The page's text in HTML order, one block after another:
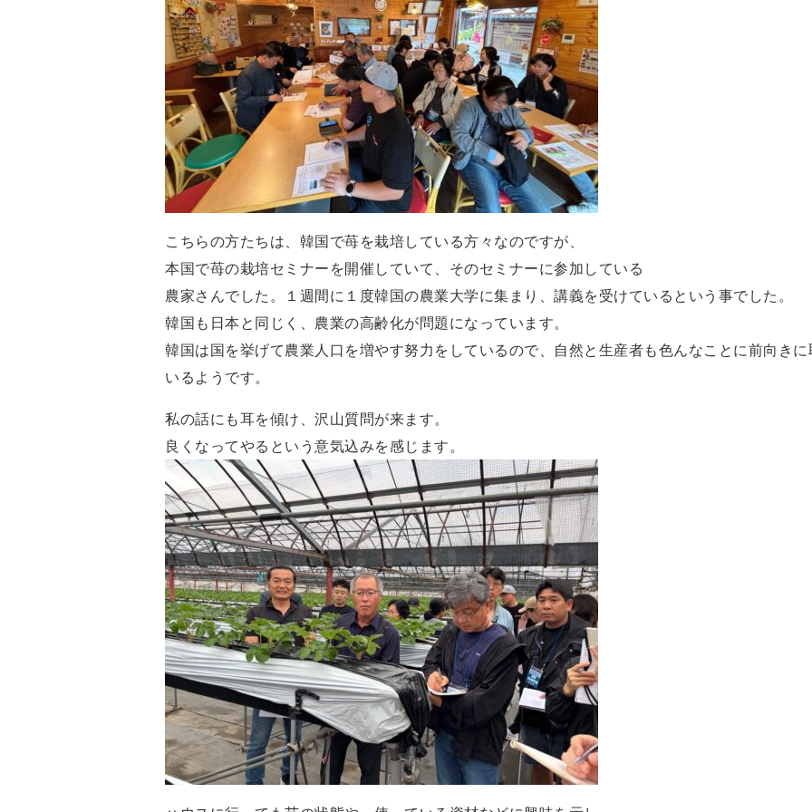
こちらの方たちは、韓国で苺を栽培している方々なのですが、
本国で苺の栽培セミナーを開催していて、そのセミナーに参加している
農家さんでした。１週間に１度韓国の農業大学に集まり、講義を受けているという事でした。
韓国も日本と同じく、農業の高齢化が問題になっています。
韓国は国を挙げて農業人口を増やす努力をしているので、自然と生産者も色んなことに前向き
いるようです。
私の話にも耳を傾け、沢山質問が来ます。
良くなってやるという意気込みを感じます。